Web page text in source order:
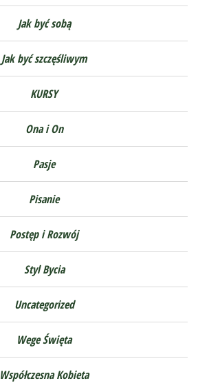
Jak być sobą
Jak być szczęśliwym
KURSY
Ona i On
Pasje
Pisanie
Postęp i Rozwój
Styl Bycia
Uncategorized
Wege Święta
Współczesna Kobieta